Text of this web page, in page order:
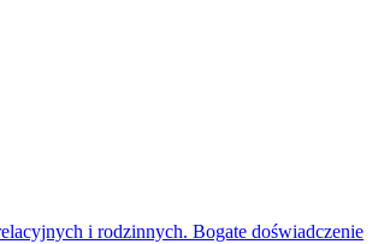
i rodzinnych. Bogate doświadczenie